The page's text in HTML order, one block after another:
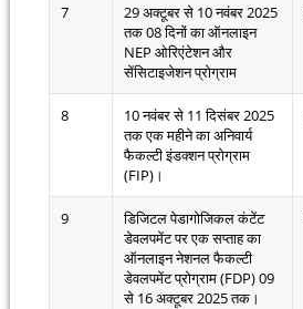
7
29 अक्टूबर से 10 नवंबर 2025
तक 08 दिनों का ऑनलाइन
NEP ओरिएंटेशन और
सेंसिटाइजेशन प्रोग्राम
8
10 नवंबर से 11 दिसंबर 2025
तक एक महीने का अनिवार्य
फैकल्टी इंडक्शन प्रोग्राम
(FIP)।
9
डिजिटल पेडागोजिकल कंटेंट
डेवलपमेंट पर एक सप्ताह का
ऑनलाइन नेशनल फैकल्टी
डेवलपमेंट प्रोग्राम (FDP) 09
से 16 अक्टूबर 2025 तक।